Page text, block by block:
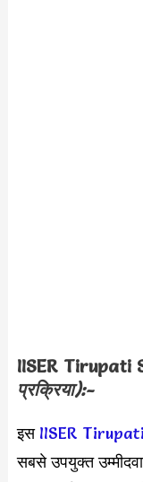
IISER Tirupati
प्रक्रिया):-
इस IISER
सबसे उपयुक्त